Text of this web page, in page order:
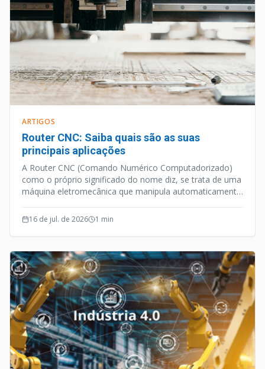
ARTIGOS
Router CNC: Saiba quais são as suas
principais aplicações
A Router CNC (Comando Numérico Computadorizado)
como o próprio significado do nome diz, se trata de uma
máquina eletromecânica que manipula automaticamente
programação computacional.
16 de jul. de 2026 1 min